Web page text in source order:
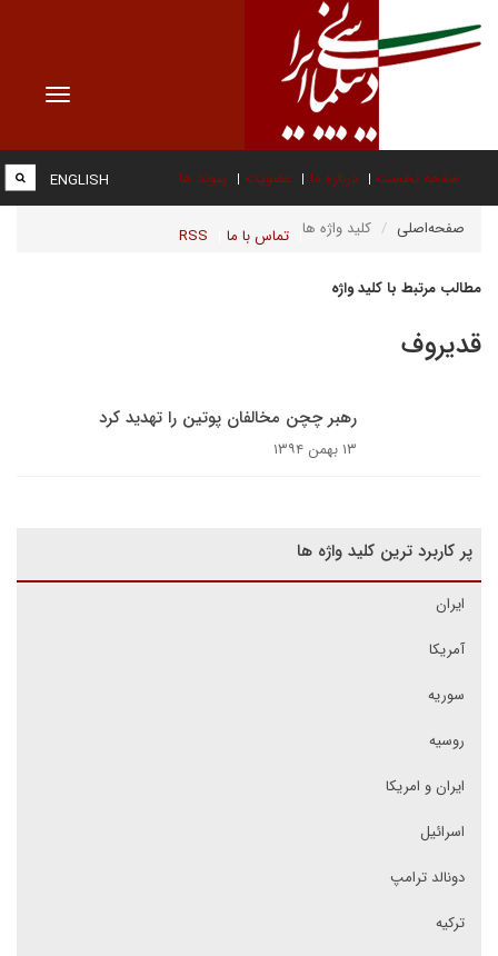
Toggle
صفحه نخست درباره ما عضویت پیوند ها
تماس با ما RSS
ENGLISH
صفحه‌اصلی کلید واژه ها
مطالب مرتبط با کلید واژه
قدیروف
رهبر چچن مخالفان پوتین را تهدید کرد
۱۳ بهمن ۱۳۹۴
پر کاربرد ترین کلید واژه ها
ایران
آمریکا
سوریه
روسیه
ایران و امریکا
اسرائیل
دونالد ترامپ
ترکیه